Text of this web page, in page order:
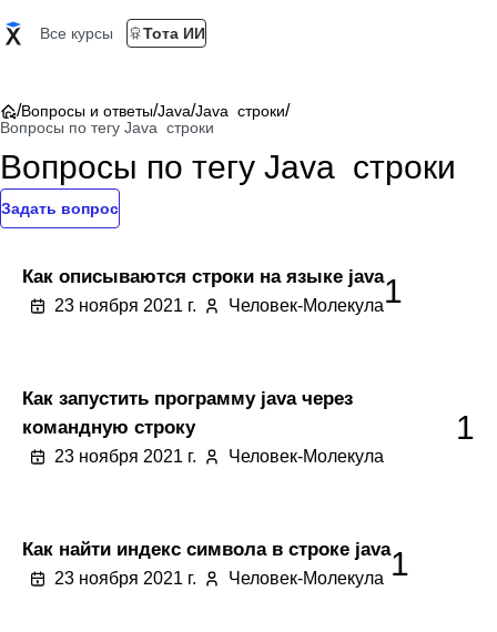
Все курсы Тота ИИ
/Вопросы и ответы/Java/Java строки/
Вопросы по тегу Java строки
Вопросы по тегу Java строки
Задать вопрос
Как описываются строки на языке java
23 ноября 2021 г. Человек-Молекула1
Как запустить программу java через
командную строку
23 ноября 2021 г. Человек-Молекула
1
Как найти индекс символа в строке java
23 ноября 2021 г. Человек-Молекула 1